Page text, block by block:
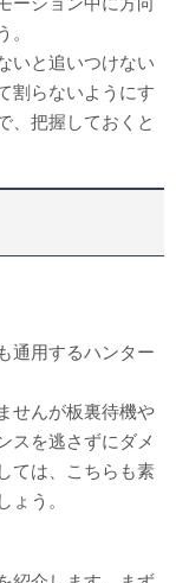
。
いと追いつけない
割らないようにす
、把握しておくと
通用するハンター
せんが板裏待機や
スを逃さずにダメ
ては、こちらも素
ょう。